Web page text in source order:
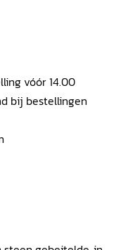
vóór 14.00
bij bestellingen